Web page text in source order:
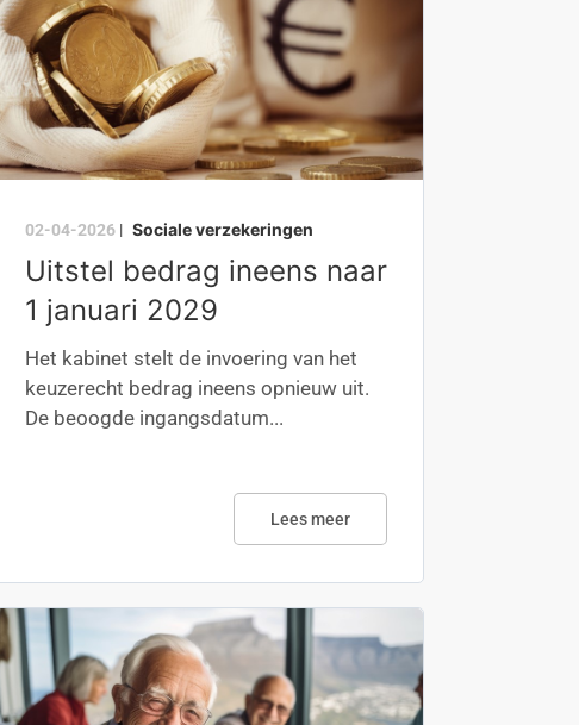
02-04-2026| Sociale verzekeringen
Uitstel bedrag ineens naar
1 januari 2029
Het kabinet stelt de invoering van het
keuzerecht bedrag ineens opnieuw uit.
De beoogde ingangsdatum...
Lees meer